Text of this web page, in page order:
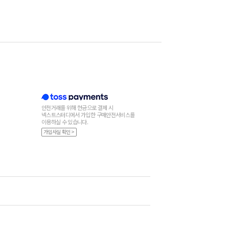
안전거래를 위해 현금으로 결제 시
넥스트스터디에서 가입한 구매안전서비스를
이용하실 수 있습니다.
가입사실 확인 >